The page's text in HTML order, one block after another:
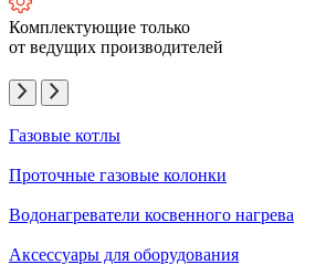
Комплектующие только
от ведущих производителей
Газовые котлы
Проточные газовые колонки
Водонагреватели косвенного нагрева
Аксессуары для оборудования